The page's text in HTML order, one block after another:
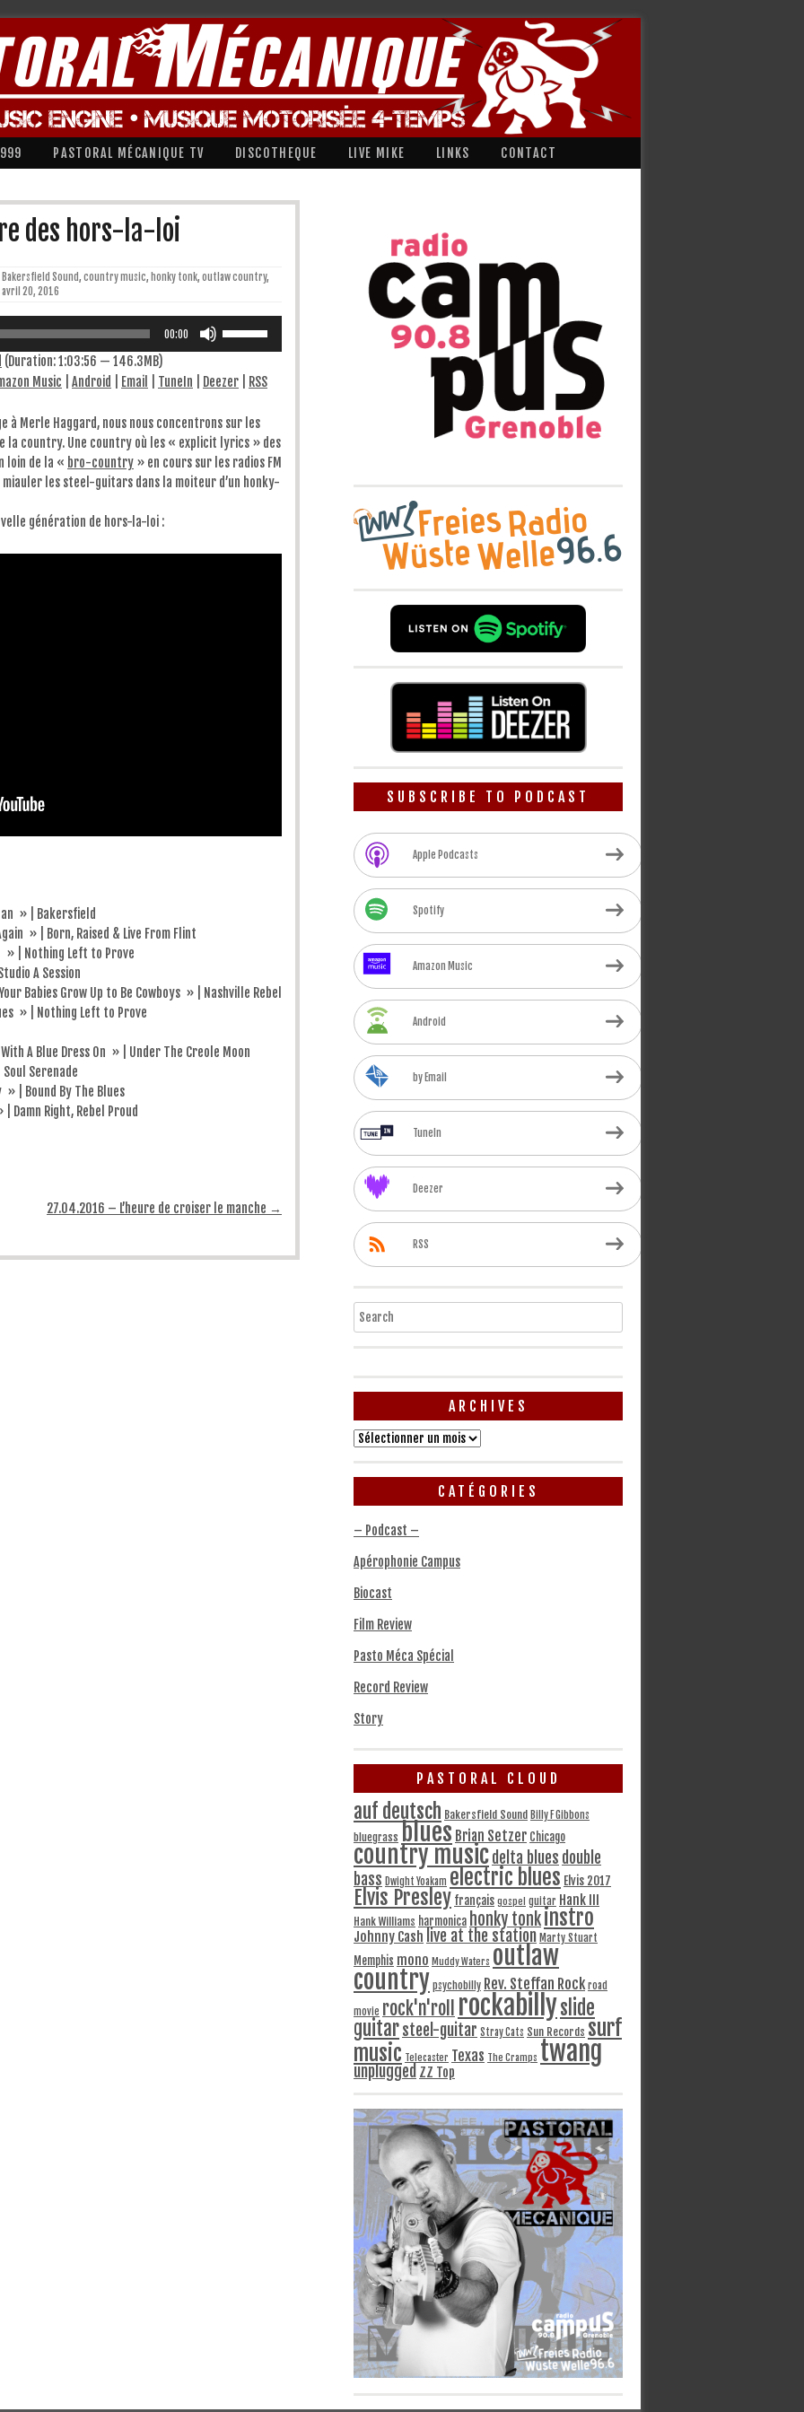
PASTORAL MÉCANIQUE TV DISCOTHEQUE LIVE MIKE LINKS CONTACT
des hors-la-loi
Bakersfield Sound, country music, honky tonk, outlaw country,
avril 20, 2016
00:00
Utilisez
les
pour
augmenter
le
volume.
(Duration: 1:03:56 — 146.3MB)
Music Android Email TuneIn Deezer RSS
à Merle Haggard, nous nous concentrons sur les
la country. Une country où les « explicit lyrics » des
loin de la « bro-country » en cours sur les radios FM
les steel-guitars dans la moiteur d’un honky-
génération de hors-la-loi :
» | Bakersfield
» | Born, Raised & Live From Flint
» | Nothing Left to Prove
A Session
Babies Grow Up to Be Cowboys » | Nashville Rebel
» | Nothing Left to Prove
A Blue Dress On » | Under The Creole Moon
Serenade
» | Bound By The Blues
Damn Right, Rebel Proud
27.04.2016 – L’heure de croiser le manche →
SUBSCRIBE TO PODCAST
Apple Podcasts
Spotify
Amazon Music
Android
by Email
TuneIn
Deezer
RSS
Search
ARCHIVES
Archives
CATÉGORIES
– Podcast –
Apérophonie Campus
Biocast
Film Review
Pasto Méca Spécial
Record Review
Story
PASTORAL CLOUD
auf deutsch Bakersfield Sound Billy F Gibbons
bluegrass blues Brian Setzer Chicago
country musicdelta blues double
bass Dwight Yoakam electric blues Elvis 2017
Elvis Presley français gospel guitar Hank III
Hank Williams harmonica honky tonkinstro
Johnny Cash live at the station Marty Stuart
Memphis mono Muddy Waters outlaw
country psychobilly Rev. Steffan Rock road
movie rock'n'roll rockabillyslide
guitarsteel-guitar Stray Cats Sun Records surf
music Telecaster Texas The Cramps twang
unplugged ZZ Top